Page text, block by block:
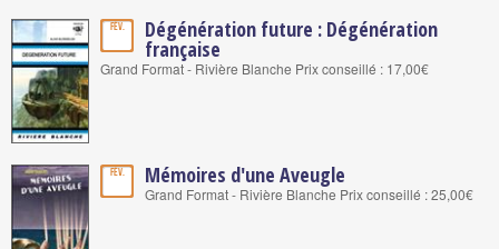
Fév. Dégénération future : Dégénération
française
Grand Format - Rivière Blanche Prix conseillé : 17,00€
Fév. Mémoires d'une Aveugle
Grand Format - Rivière Blanche Prix conseillé : 25,00€